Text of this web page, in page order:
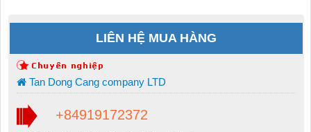
LIÊN HỆ MUA HÀNG
Tan Dong Cang company LTD
+84919172372